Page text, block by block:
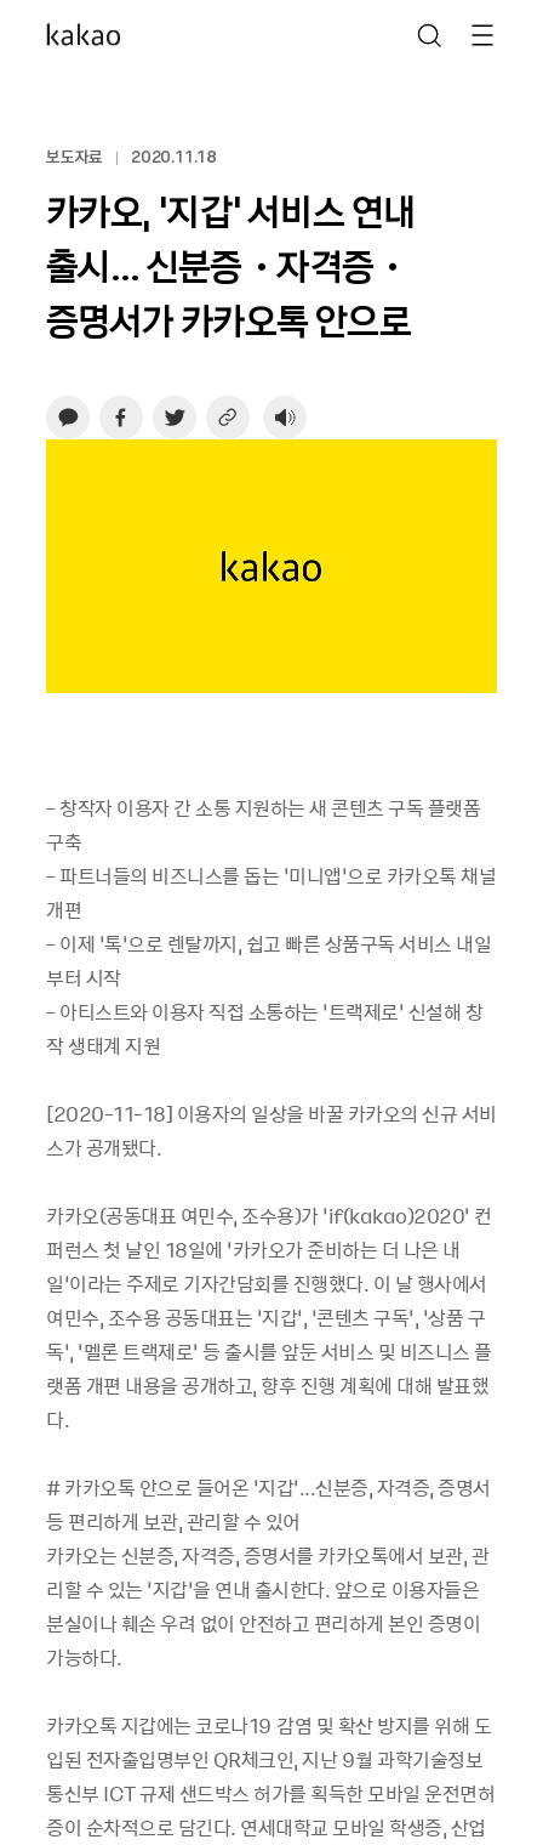
보도자료 2020.11.18
카카오, ‘지갑’ 서비스 연내
출시… 신분증・자격증・
증명서가 카카오톡 안으로
- 창작자 이용자 간 소통 지원하는 새 콘텐츠 구독 플랫폼
구축
- 파트너들의 비즈니스를 돕는 ‘미니앱’으로 카카오톡 채널
개편
- 이제 ‘톡’으로 렌탈까지, 쉽고 빠른 상품구독 서비스 내일
부터 시작
- 아티스트와 이용자 직접 소통하는 ‘트랙제로’ 신설해 창
작 생태계 지원
[2020-11-18] 이용자의 일상을 바꿀 카카오의 신규 서비
스가 공개됐다.
카카오(공동대표 여민수, 조수용)가 ‘if(kakao)2020’ 컨
퍼런스 첫 날인 18일에 ‘카카오가 준비하는 더 나은 내
일’이라는 주제로 기자간담회를 진행했다. 이 날 행사에서
여민수, 조수용 공동대표는 ‘지갑’, ‘콘텐츠 구독’, ‘상품 구
독’, ‘멜론 트랙제로’ 등 출시를 앞둔 서비스 및 비즈니스 플
랫폼 개편 내용을 공개하고, 향후 진행 계획에 대해 발표했
다.
# 카카오톡 안으로 들어온 ‘지갑’...신분증, 자격증, 증명서
등 편리하게 보관, 관리할 수 있어
카카오는 신분증, 자격증, 증명서를 카카오톡에서 보관, 관
리할 수 있는 ‘지갑’을 연내 출시한다. 앞으로 이용자들은
분실이나 훼손 우려 없이 안전하고 편리하게 본인 증명이
가능하다.
카카오톡 지갑에는 코로나19 감염 및 확산 방지를 위해 도
입된 전자출입명부인 QR체크인, 지난 9월 과학기술정보
통신부 ICT 규제 샌드박스 허가를 획득한 모바일 운전면허
증이 순차적으로 담긴다. 연세대학교 모바일 학생증, 산업